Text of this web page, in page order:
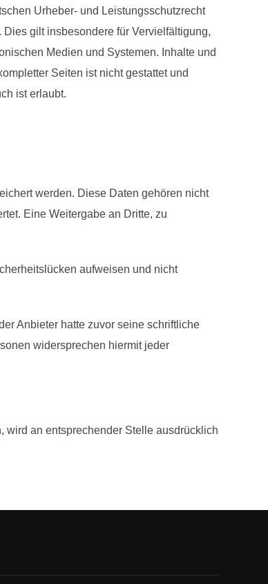
Urheber- und Leistungsschutzrecht
gilt insbesondere für Vervielfältigung,
Medien und Systemen. Inhalte und
Seiten ist nicht gestattet und
ist erlaubt.
werden. Diese Daten gehören nicht
Eine Weitergabe an Dritte, zu
aufweisen und nicht
Anbieter hatte zuvor seine schriftliche
widersprechen hiermit jeder
wird an entsprechender Stelle ausdrücklich